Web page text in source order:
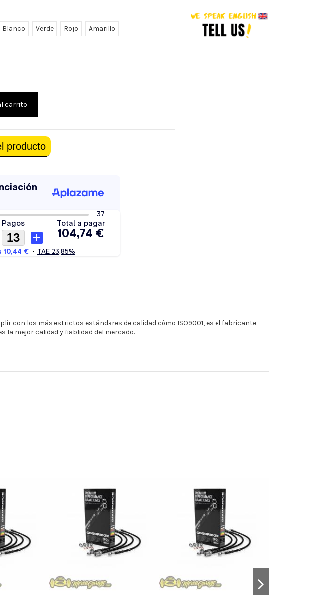
Blanco Verde Rojo Amarillo
carrito
producto
con los más estrictos estándares de calidad cómo ISO9001, es el fabricante
la mejor calidad y fiablidad del mercado.